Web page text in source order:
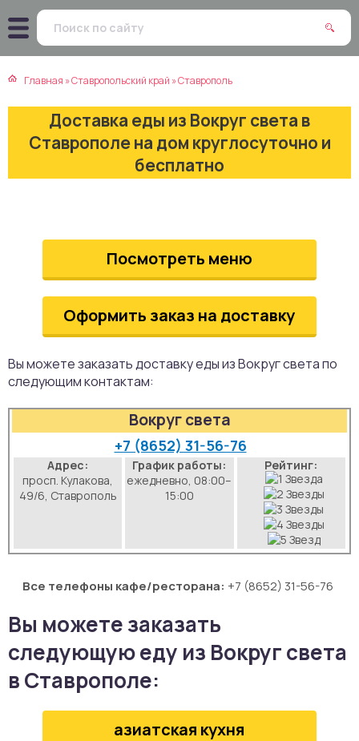
Главная »Ставропольский край »Ставрополь
Доставка еды из Вокруг света в
Ставрополе на дом круглосуточно и
бесплатно
Посмотреть меню
Оформить заказ на доставку
Вы можете заказать доставку еды из Вокруг света по
следующим контактам:
Вокруг света
+7 (8652) 31-56-76
Адрес:
просп. Кулакова,
49/6, Ставрополь
График работы:
ежедневно, 08:00–
15:00
Рейтинг:
Все телефоны кафе/ресторана: +7 (8652) 31-56-76
Вы можете заказать
следующую еду из Вокруг света
в Ставрополе:
азиатская кухня
кухня
кухня
кухня